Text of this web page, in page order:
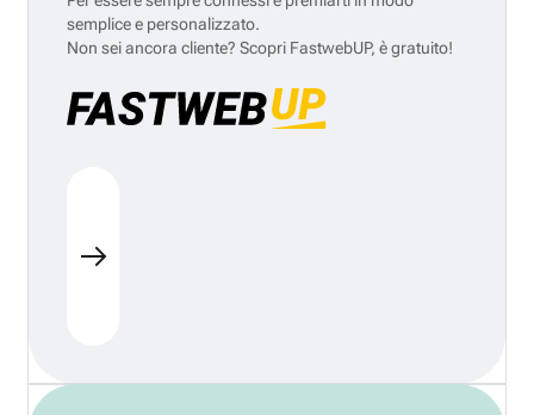
semplice e personalizzato.
Non sei ancora cliente? Scopri FastwebUP, è gratuito!